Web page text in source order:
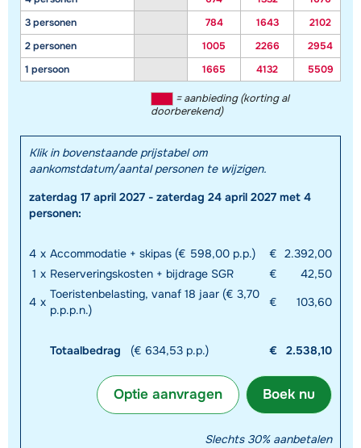
3 personen
2 personen
1 persoon
784
1643
2102
1005
2266
2954
1665
4132 5509
= aanbieding (korting al
doorberekend)
Klik in bovenstaande prijstabel om
aankomstdatum/aantal personen te wijzigen.
zaterdag 17 april 2027 - zaterdag 24 april 2027 met 4
personen:
4 x Accommodatie + skipas (€ 598,00 p.p.) € 2.392,00
1 x Reserveringskosten + bijdrage SGR €
42,50
4 x
Toeristenbelasting, vanaf 18 jaar (€ 3,70
p.p.p.n.)
€ 103,60
Totaalbedrag (€ 634,53 p.p.) € 2.538,10
Boek nu
Optie aanvragen
Slechts 30% aanbetalen